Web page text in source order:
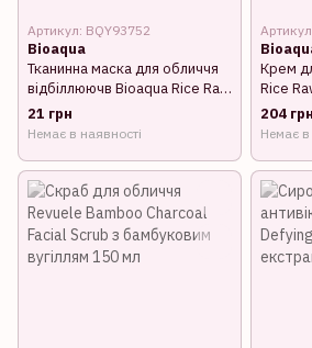
Артикул: BQY93752
Bioaqua
Тканинна маска для обличчя
відбіллюючв Bioaqua Rice Raw
Pulp Mask з рисовим
екстрактом
21 грн
Немає в наявності
Крем
Rice
204 грн
Немає в